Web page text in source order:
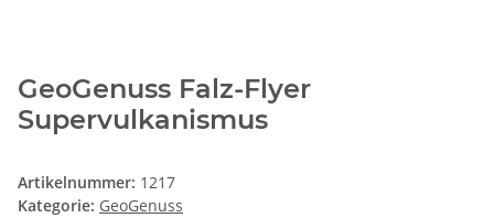
GeoGenuss Falz-Flyer
Supervulkanismus
Artikelnummer: 1217
Kategorie: GeoGenuss